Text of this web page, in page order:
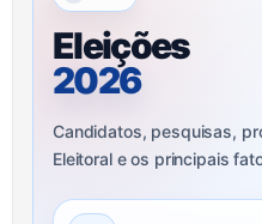
Eleições
2026
Candidatos, pesquisas,
Eleitoral e os principais